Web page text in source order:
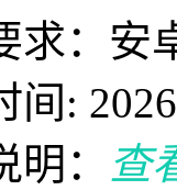
求：安
间:
：
查